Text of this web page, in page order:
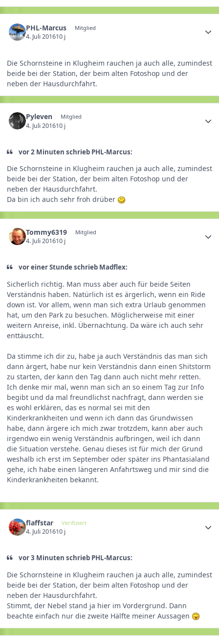
PHL-Marcus Mitglied
4. Juli 201610 j
Die Schornsteine in Klugheim rauchen ja auch alle, zumindest
beide bei der Station, der beim alten Fotoshop und der
neben der Hausdurchfahrt.
Pyleven Mitglied
4. Juli 201610 j
vor 2 Minuten schrieb PHL-Marcus:
Die Schornsteine in Klugheim rauchen ja auch alle, zumindest
beide bei der Station, der beim alten Fotoshop und der
neben der Hausdurchfahrt.
Da bin ich auch sehr froh drüber
Tommy6319 Mitglied
4. Juli 201610 j
vor einer Stunde schrieb Madflex:
Sicherlich richtig. Man muss aber auch für beide Seiten
Verständnis haben. Natürlich ist es ärgerlich, wenn ein Ride
down ist. Vor allem, wenn man sich extra Urlaub genommen
hat, um den Park zu besuchen. Möglicherweise mit einer
weitern Anreise, inkl. Übernachtung. Da wäre ich auch sehr
enttäuscht.
Da stimme ich dir zu, habe ja auch Verständnis das man sich
dann ärgert, habe nur kein Verständnis dann einen Shitstorm
zu starten, der kann den Tag dann auch nicht mehr retten.
Ich denke mir mal, wenn man sich an so einem Tag zur Info
begibt und da mal freundlichst nachfragt, dann werden sie
es wohl erklären, das es normal sei mit den
Kinderkrankheiten und wenn ich dann das Grundwissen
habe, dann ärgere ich mich zwar trotzdem, kann aber auch
irgendwo ein wenig Verständnis aufbringen, weil ich dann
die Situation verstehe. Genau dieses ist für mich der Grund
weshalb ich erst im September oder später ins Phantasialand
gehe, ich habe einen längeren Anfahrtsweg und mir sind die
Kinderkrankheiten bekannt.
flaffstar Verifiziert
4. Juli 201610 j
vor 3 Minuten schrieb PHL-Marcus:
Die Schornsteine in Klugheim rauchen ja auch alle, zumindest
beide bei der Station, der beim alten Fotoshop und der
neben der Hausdurchfahrt.
Stimmt, der Nebel stand ja hier im Vordergrund. Dann
beachte einfach nur die zweite Hälfte meiner Aussagen